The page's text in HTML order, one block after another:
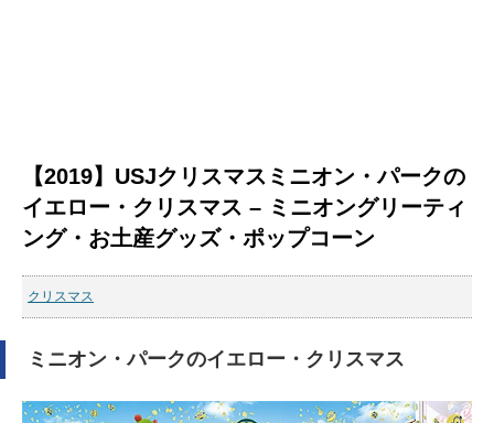
【2019】USJクリスマスミニオン・パークの
イエロー・クリスマス – ミニオングリーティ
ング・お土産グッズ・ポップコーン
クリスマス
ミニオン・パークのイエロー・クリスマス